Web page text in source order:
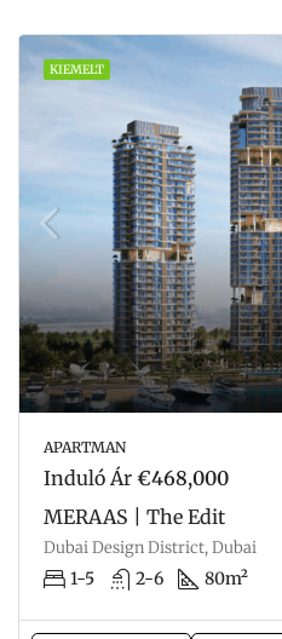
KIEMELT
APARTMAN
Induló Ár €468,000
MERAAS | The Edit
Dubai Design District, Dubai
1-5 2-6 80m²